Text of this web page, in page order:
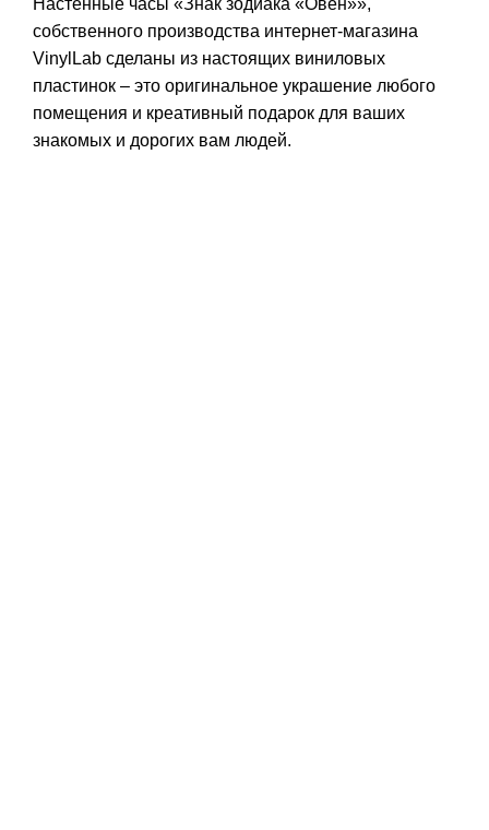
Настенные часы «Знак зодиака «Овен»»,
собственного производства интернет-магазина
VinylLab сделаны из настоящих виниловых
пластинок – это оригинальное украшение любого
помещения и креативный подарок для ваших
знакомых и дорогих вам людей.